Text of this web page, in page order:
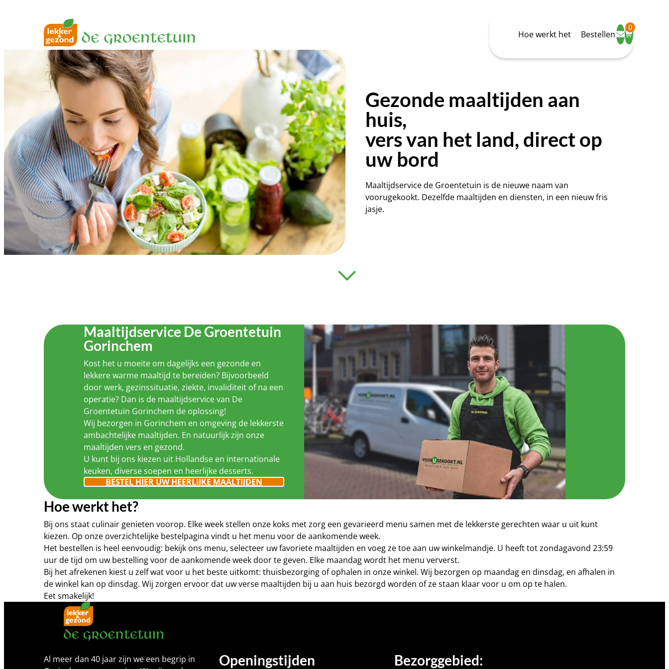
Hoe werkt het Bestellen
0
Gezonde maaltijden aan
huis,
vers van het land, direct op
uw bord
Maaltijdservice de Groentetuin is de nieuwe naam van
voorugekookt. Dezelfde maaltijden en diensten, in een nieuw fris
jasje.
Maaltijdservice De Groentetuin
Gorinchem
Kost het u moeite om dagelijks een gezonde en
lekkere warme maaltijd te bereiden? Bijvoorbeeld
door werk, gezinssituatie, ziekte, invaliditeit of na een
operatie? Dan is de maaltijdservice van De
Groentetuin Gorinchem de oplossing!
Wij bezorgen in Gorinchem en omgeving de lekkerste
ambachtelijke maaltijden. En natuurlijk zijn onze
maaltijden vers en gezond.
U kunt bij ons kiezen uit Hollandse en internationale
keuken, diverse soepen en heerlijke desserts.
BESTEL HIER UW HEERLIJKE MAALTIJDEN
Hoe werkt het?
Bij ons staat culinair genieten voorop. Elke week stellen onze koks met zorg een gevarieerd menu samen met de lekkerste gerechten waar u uit kunt
kiezen. Op onze overzichtelijke bestelpagina vindt u het menu voor de aankomende week.
Het bestellen is heel eenvoudig: bekijk ons menu, selecteer uw favoriete maaltijden en voeg ze toe aan uw winkelmandje. U heeft tot zondagavond 23:59
uur de tijd om uw bestelling voor de aankomende week door te geven. Elke maandag wordt het menu ververst.
Bij het afrekenen kiest u zelf wat voor u het beste uitkomt: thuisbezorging of ophalen in onze winkel. Wij bezorgen op maandag en dinsdag, en afhalen in
de winkel kan op dinsdag. Wij zorgen ervoor dat uw verse maaltijden bij u aan huis bezorgd worden of ze staan klaar voor u om op te halen.
Eet smakelijk!
Al meer dan 40 jaar zijn we een begrip in
Openingstijden Bezorggebied: